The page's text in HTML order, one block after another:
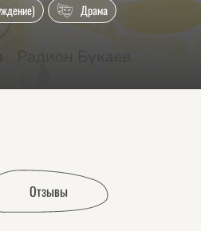
Драма
Отзывы